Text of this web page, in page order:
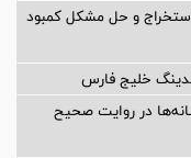
و حل مشکل کمبود
در روایت صحیح